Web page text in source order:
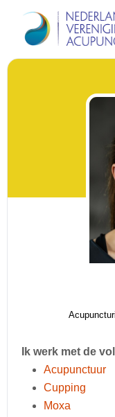
Ik werk met de
Acupunctuur
Cupping
Moxa